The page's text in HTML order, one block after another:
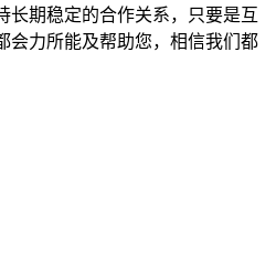
长期稳定的合作关系，只要是互
会力所能及帮助您，相信我们都